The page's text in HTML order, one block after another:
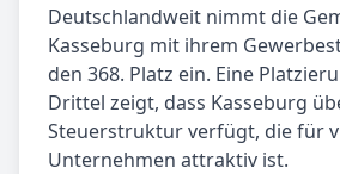
Deutschlandweit nimmt die
Kasseburg mit ihrem
den 368. Platz ein. Eine
Drittel zeigt, dass Kasseburg
Steuerstruktur verfügt, die für
Unternehmen attraktiv ist.